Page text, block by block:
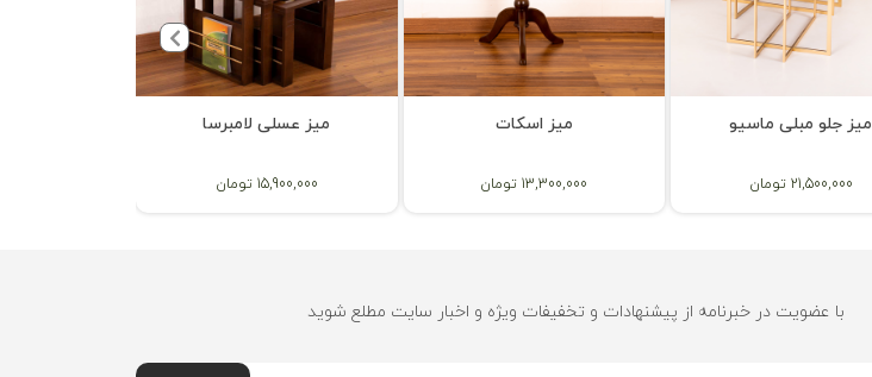
میز عسلی لامبرسا
15,900,000 تومان
میز اسکات
13,300,000 تومان
میز جلو مبلی ماسیو
21,500,000 تومان
با عضویت در خبرنامه از پیشنهادات و تخفیفات ویژه و اخبار سایت مطلع شوید